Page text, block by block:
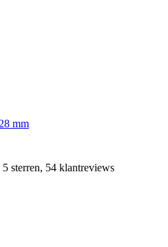
mm
sterren, 54 klantreviews